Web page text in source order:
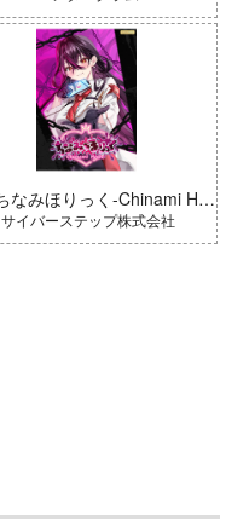
(PC)ちなみほりっく-Chinami Holic 特典付き 限定ボックス
サイバーステップ株式会社